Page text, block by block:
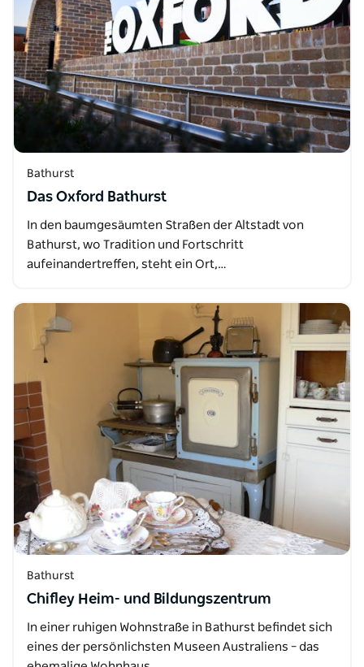
Bathurst
Das Oxford Bathurst
In den baumgesäumten Straßen der Altstadt von
Bathurst, wo Tradition und Fortschritt
aufeinandertreffen, steht ein Ort,…
Bathurst
Chifley Heim- und Bildungszentrum
In einer ruhigen Wohnstraße in Bathurst befindet sich
eines der persönlichsten Museen Australiens – das